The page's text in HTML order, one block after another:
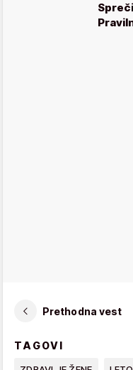
Prethodna vest
TAGOVI